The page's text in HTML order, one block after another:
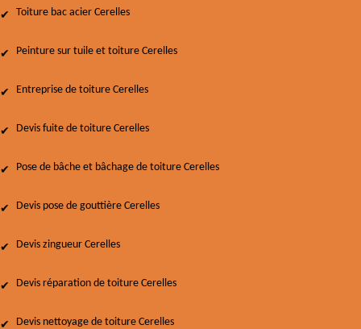
Toiture bac acier Cerelles
Peinture sur tuile et toiture Cerelles
Entreprise de toiture Cerelles
Devis fuite de toiture Cerelles
Pose de bâche et bâchage de toiture Cerelles
Devis pose de gouttière Cerelles
Devis zingueur Cerelles
Devis réparation de toiture Cerelles
Devis nettoyage de toiture Cerelles